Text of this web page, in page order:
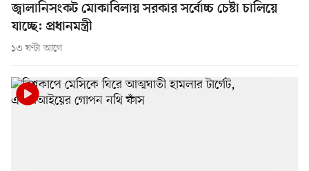
জ্বালানিসংকট মোকাবিলায় সরকার সর্বোচ্চ চেষ্টা চালিয়ে
যাচ্ছে: প্রধানমন্ত্রী
১৩ ঘণ্টা আগে